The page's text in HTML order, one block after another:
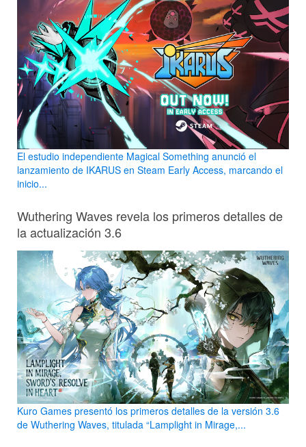
El estudio independiente Magical Something anunció el
lanzamiento de IKARUS en Steam Early Access, marcando el
inicio...
Wuthering Waves revela los primeros detalles de
la actualización 3.6
Kuro Games presentó los primeros detalles de la versión 3.6
de Wuthering Waves, titulada “Lamplight in Mirage,...